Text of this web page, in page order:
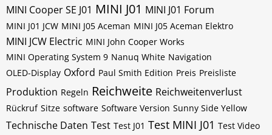
MINI Cooper SE J01 MINI J01 MINI J01 Forum
MINI J01 JCW MINI J05 Aceman MINI J05 Aceman Elektro
MINI JCW Electric MINI John Cooper Works
MINI Operating System 9 Nanuq White Navigation
OLED-Display Oxford Paul Smith Edition Preis Preisliste
Produktion Regeln Reichweite Reichweitenverlust
Rückruf Sitze software Software Version Sunny Side Yellow
Technische Daten Test Test J01 Test MINI J01 Test Video